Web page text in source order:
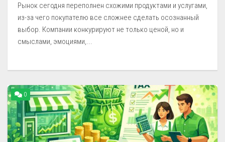
Рынок сегодня переполнен схожими продуктами и услугами,
из-за чего покупателю все сложнее сделать осознанный
выбор. Компании конкурируют не только ценой, но и
смыслами, эмоциями,...
0